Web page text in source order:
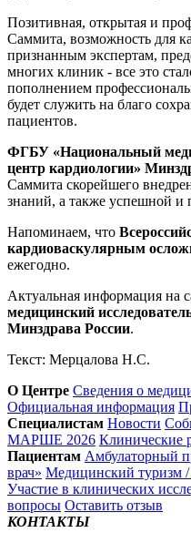
Позитивная, открытая и
Саммита, возможность для
признанным экспертам,
многих клиник - все это
пополнением
будет служить на благо
пациентов.
ФГБУ «Национальный
центр кардиологии»
Саммита скорейшего
знаний, а также успешной и
Напоминаем, что
кардиоваскулярным
ежегодно.
Актуальная информация на
медицинский
Минздрава России.
Текст: Мерцалова Н.С.
О Центре Сведения о
Официальная информация
Специалистам Новости
МАРШЕ 2026 Клинические
Пациентам Амбулаторный
врач» Медицинский туризм /
Участие в клинических
вопросы Оставить отзыв
КОНТАКТЫ